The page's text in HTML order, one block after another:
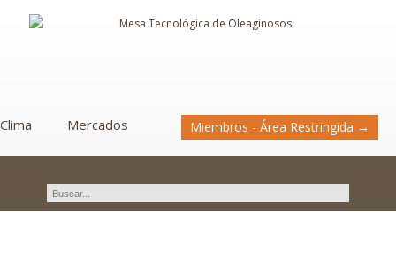
Clima Mercados Miembros - Área Restringida →